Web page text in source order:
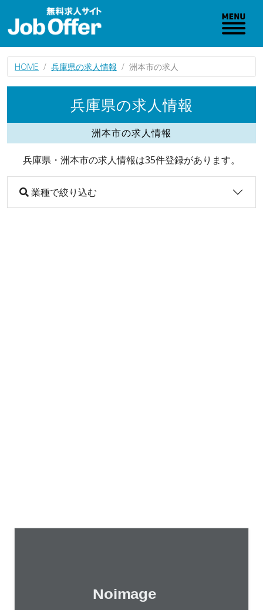
HOME 兵庫県の求人情報 洲本市の求人
兵庫県の求人情報
洲本市の求人情報
兵庫県・洲本市の求人情報は35件登録があります。
業種で絞り込む